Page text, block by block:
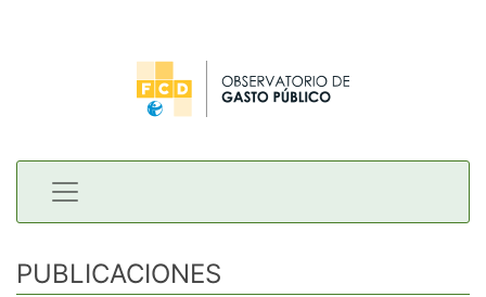
PUBLICACIONES